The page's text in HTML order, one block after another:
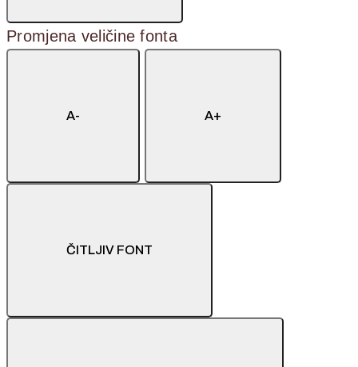
Promjena veličine fonta
A- A+
ČITLJIV FONT